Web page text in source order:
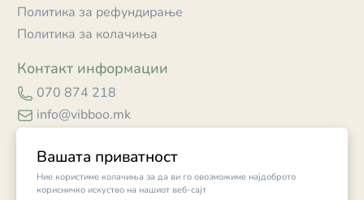
Вашата приватност
Ние користиме колачиња за да ви го овозможиме најдоброто
корисничко искуство на нашиот веб-сајт
Политика за рефундирање
Политика за колачиња
Контакт информации
070 874 218
info@vibboo.mk